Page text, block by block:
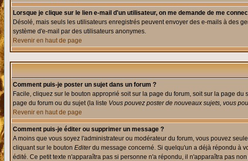
Lorsque je clique sur le lien e-mail d'un utilisateur, on me demande de me
Désolé, mais seuls les utilisateurs enregistrés peuvent envoyer des e-mails à des
système d'e-mail par des utilisateurs anonymes.
Revenir en haut de page
Comment puis-je poster un sujet dans un forum ?
Facile, cliquez sur le bouton approprié soit sur la page du forum, soit sur la page
page du forum ou du sujet (la liste Vous pouvez poster de nouveaux sujets, vous
Revenir en haut de page
Comment puis-je éditer ou supprimer un message ?
A moins que vous soyez l'administrateur ou modérateur du forum, vous pouvez
cliquant sur le bouton Editerdu message concerné. Si quelqu'un a déjà répondu à
édité. Ce petit texte n'apparaîtra pas si personne n'a répondu, il n'apparaîtra pas